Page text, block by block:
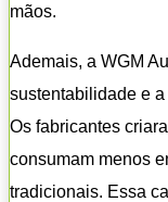
mãos.
Ademais, a WGM
sustentabilidade e
Os fabricantes
consumam menos
tradicionais. Essa